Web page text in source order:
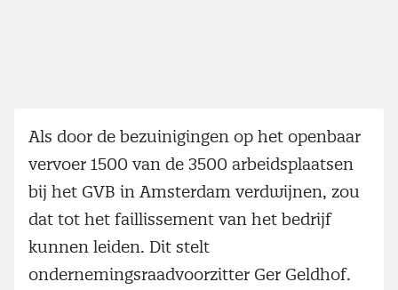
Als door de bezuinigingen op het openbaar
vervoer 1500 van de 3500 arbeidsplaatsen
bij het GVB in Amsterdam verdwijnen, zou
dat tot het faillissement van het bedrijf
kunnen leiden. Dit stelt
ondernemingsraadvoorzitter Ger Geldhof.